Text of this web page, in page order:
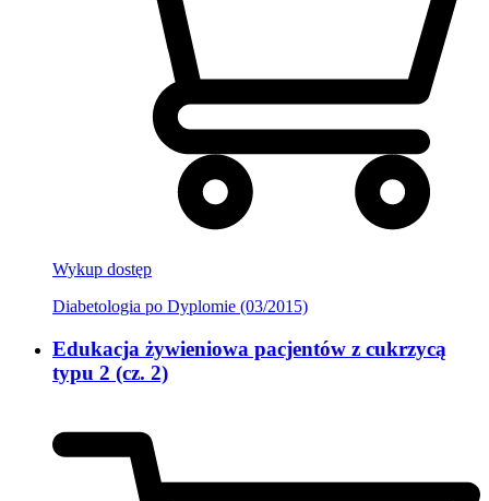
Wykup dostęp
Diabetologia po Dyplomie (03/2015)
Edukacja żywieniowa pacjentów z cukrzycą
typu 2 (cz. 2)